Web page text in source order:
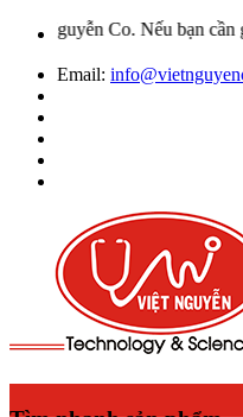
Nếu bạn cần giúp đỡ hãy
Email: